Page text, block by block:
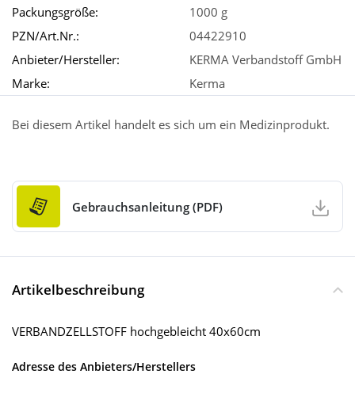
Packungsgröße:
1000 g
PZN/Art.Nr.:
04422910
Anbieter/Hersteller:
KERMA Verbandstoff GmbH
Marke:
Kerma
Bei diesem Artikel handelt es sich um ein Medizinprodukt.
Gebrauchsanleitung (PDF)
Artikelbeschreibung
VERBANDZELLSTOFF hochgebleicht 40x60cm
Adresse des Anbieters/Herstellers